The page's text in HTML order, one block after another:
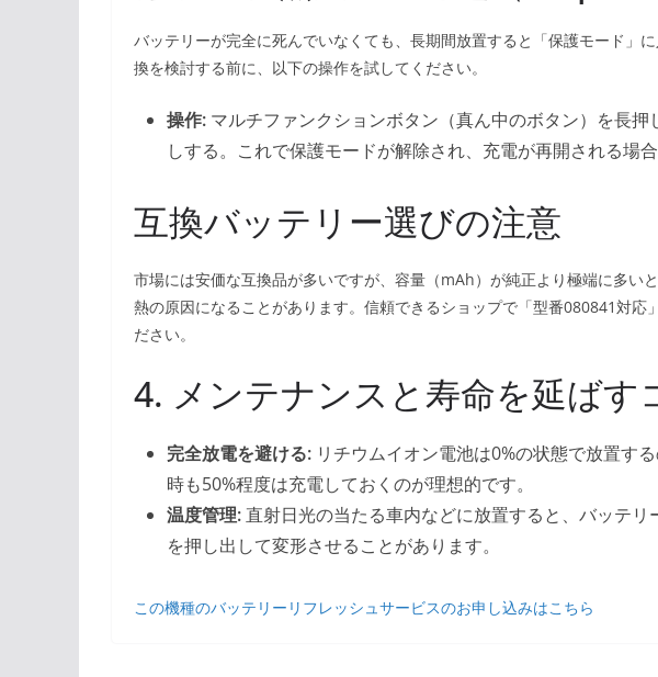
バッテリーが完全に死んでいなくても、長期間放置すると「保護モード」
換を検討する前に、以下の操作を試してください。
操作: マルチファンクションボタン（真ん中のボタン）を長
しする。これで保護モードが解除され、充電が再開される場合
互換バッテリー選びの注意
市場には安価な互換品が多いですが、容量（mAh）が純正より極端に多い
熱の原因になることがあります。信頼できるショップで「型番080841対応
ださい。
4. メンテナンスと寿命を延ばす
完全放電を避ける: リチウムイオン電池は0%の状態で放置す
時も50%程度は充電しておくのが理想的です。
温度管理: 直射日光の当たる車内などに放置すると、バッテ
を押し出して変形させることがあります。
この機種のバッテリーリフレッシュサービスのお申し込みはこちら